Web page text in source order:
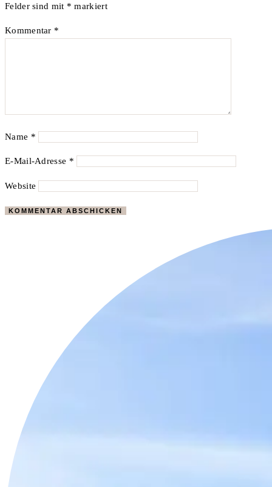
Felder sind mit * markiert
Kommentar *
Name *
E-Mail-Adresse *
Website